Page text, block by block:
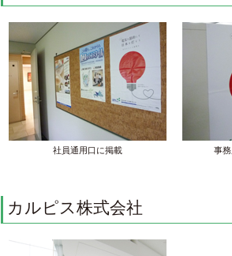
社員通用口に掲載 事
カルピス株式会社